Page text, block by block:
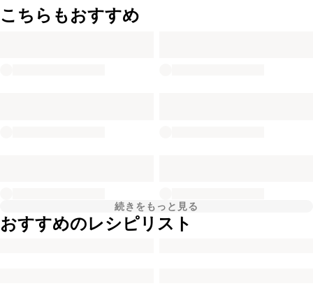
こちらもおすすめ
続きをもっと見る
おすすめのレシピリスト